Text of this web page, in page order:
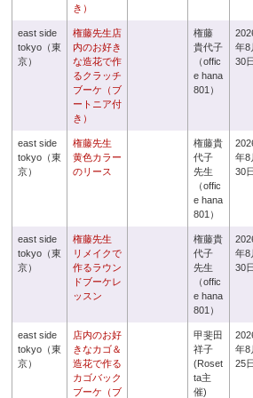
き）
east side
tokyo（東
京）
権藤先生店
内のお好き
な造花で作
るクラッチ
ブーケ（ブ
ートニア付
き）
権藤
貴代子
（offic
e hana
801）
年8
30日
east side
tokyo（東
京）
権藤先生
黄色カラー
のリース
権藤貴
代子
先生
（offic
e hana
801）
年8
30日
east side
tokyo（東
京）
権藤先生
リメイクで
作るラウン
ドブーケレ
ッスン
権藤貴
代子
先生
（offic
e hana
801）
年8
30日
east side
tokyo（東
京）
店内のお好
きなカゴ＆
造花で作る
カゴバック
ブーケ（ブ
甲斐田
祥子
(Roset
ta主
催)
年8
25日